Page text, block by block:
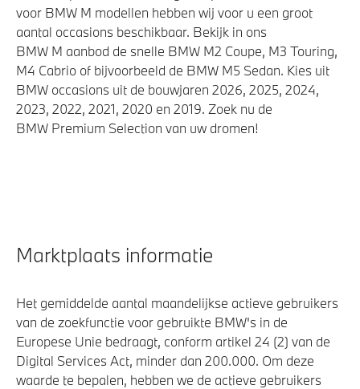
voor BMW M modellen hebben wij voor u een groot
aantal occasions beschikbaar. Bekijk in ons
BMW M aanbod de snelle BMW M2 Coupe, M3 Touring,
M4 Cabrio of bijvoorbeeld de BMW M5 Sedan. Kies uit
BMW occasions uit de bouwjaren 2026, 2025, 2024,
2023, 2022, 2021, 2020 en 2019. Zoek nu de
BMW Premium Selection van uw dromen!
Marktplaats informatie
Het gemiddelde aantal maandelijkse actieve gebruikers
van de zoekfunctie voor gebruikte BMW's in de
Europese Unie bedraagt, conform artikel 24 (2) van de
Digital Services Act, minder dan 200.000. Om deze
waarde te bepalen, hebben we de actieve gebruikers